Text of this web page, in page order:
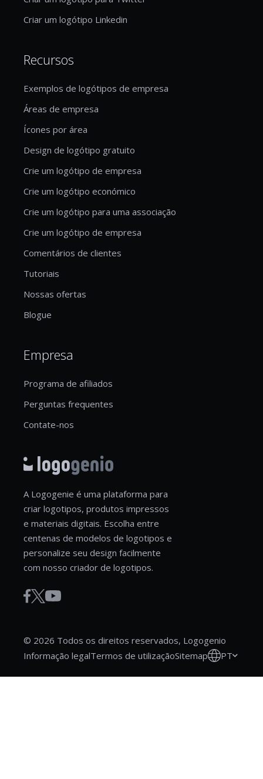
Criar um logótipo Linkedin
Recursos
Exemplos de logótipos de empresa
Áreas de empresa
Ícones por área
Design de logótipo gratuito
Crie um logótipo de empresa
Crie um logótipo económico
Crie um logótipo para uma associação
Crie um logótipo de empresa
Comentários de clientes
Tutoriais
Nossas ofertas
Blogue
Empresa
Programa de afiliados
Perguntas frequentes
Contate-nos
A Logogenie é uma plataforma para
criar logotipos, produtos impressos
e materiais digitais. Escolha entre
centenas de modelos de logotipos e
personalize seu design facilmente
com nosso criador de logotipos.
© 2026 Todos os direitos reservados, Logogenio
Informação legalTermos de utilizaçãoSitemap PT